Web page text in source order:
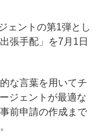
ェントの第1弾とし
張手配」を7月1日
な言葉を用いてチ
ジェントが最適な
前申請の作成まで